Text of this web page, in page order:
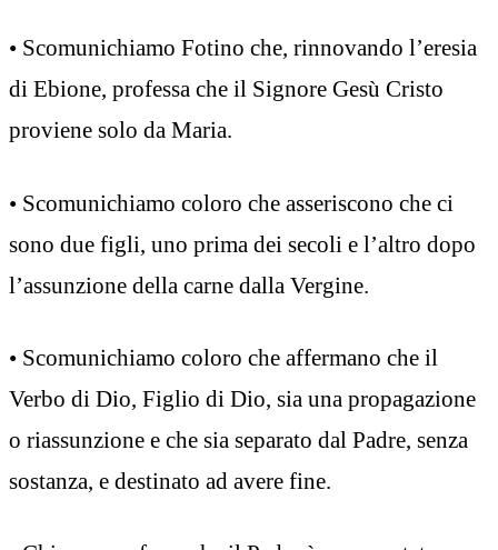
• Scomunichiamo Fotino che, rinnovando l’eresia
di Ebione, professa che il Signore Gesù Cristo
proviene solo da Maria.
• Scomunichiamo coloro che asseriscono che ci
sono due figli, uno prima dei secoli e l’altro dopo
l’assunzione della carne dalla Vergine.
• Scomunichiamo coloro che affermano che il
Verbo di Dio, Figlio di Dio, sia una propagazione
o riassunzione e che sia separato dal Padre, senza
sostanza, e destinato ad avere fine.